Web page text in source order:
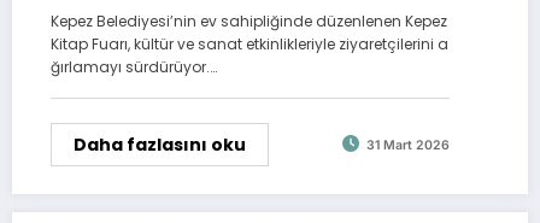
Kepez Belediyesi’nin ev sahipliğinde düzenlenen Kepez
Kitap Fuarı, kültür ve sanat etkinlikleriyle ziyaretçilerini a
ğırlamayı sürdürüyor.…
Daha fazlasını oku 31 Mart 2026